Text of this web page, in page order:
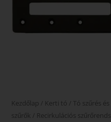
Kezdőlap / Kerti tó / Tó szűrés
szűrők / Recirkulációs
mennyiség